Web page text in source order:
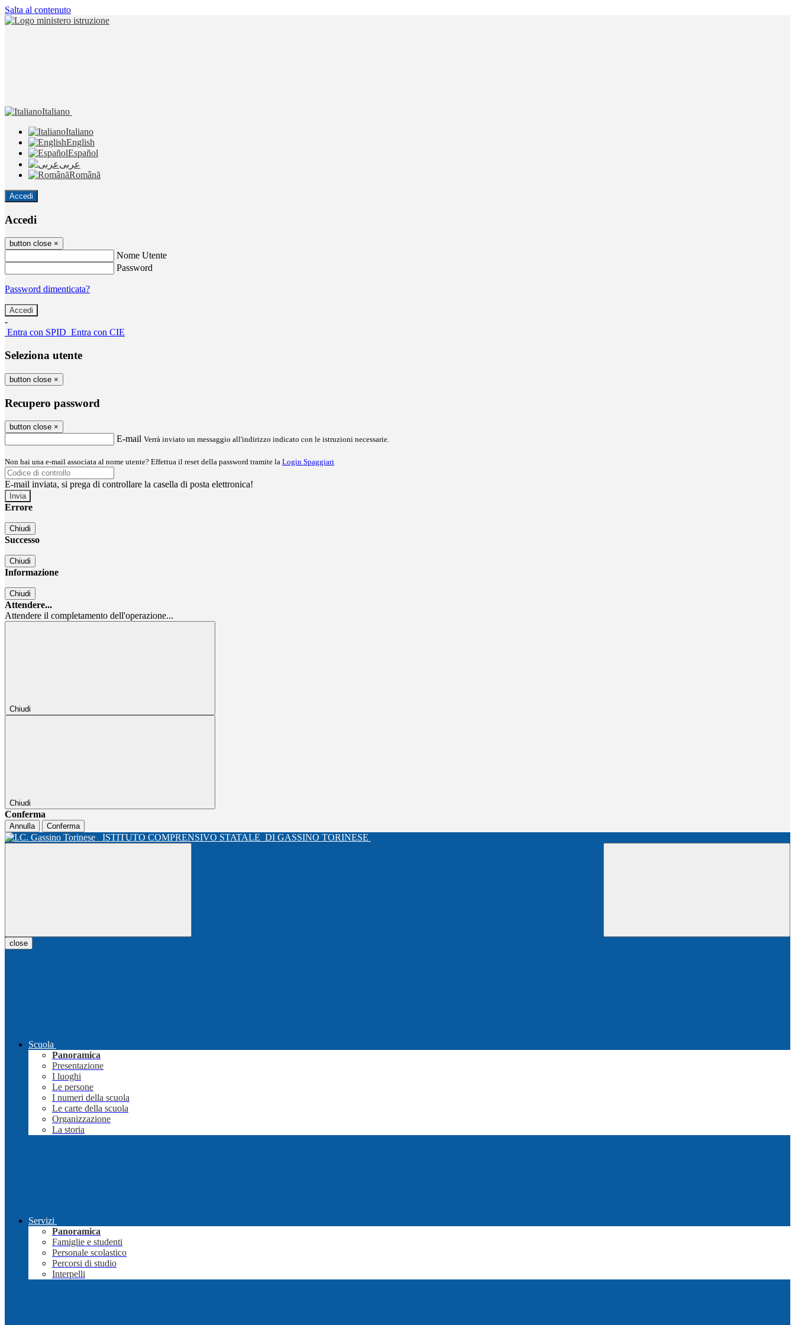
Salta al contenuto
Italiano
Italiano
English
Español
عربى
Română
Accedi
Accedi
button close ×
Nome Utente
Password
Password dimenticata?
-
Entra con SPID Entra con CIE
Seleziona utente
button close ×
Recupero password
button close ×
E-mail Verrà inviato un messaggio all'indirizzo indicato con le istruzioni necessarie.
Non hai una e-mail associata al nome utente? Effettua il reset della password tramite la Login Spaggiari
E-mail inviata, si prega di controllare la casella di posta elettronica!
Errore
Chiudi
Successo
Chiudi
Informazione
Chiudi
Attendere...
Attendere il completamento dell'operazione...
Chiudi
Chiudi
Conferma
Annulla Conferma
ISTITUTO COMPRENSIVO STATALE DI GASSINO TORINESE
close
Scuola
Panoramica
Presentazione
I luoghi
Le persone
I numeri della scuola
Le carte della scuola
Organizzazione
La storia
Servizi
Panoramica
Famiglie e studenti
Personale scolastico
Percorsi di studio
Interpelli